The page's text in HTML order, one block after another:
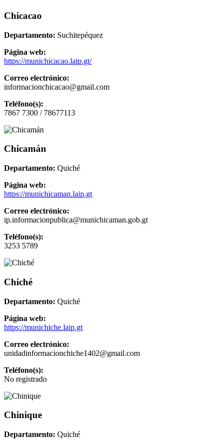
Chicacao
Departamento: Suchitepéquez
Página web:
https://munichicacao.laip.gt/
Correo electrónico:
informacionchicacao@gmail.com
Teléfono(s):
7867 7300 / 78677113
Chicamán
Departamento: Quiché
Página web:
https://munichicaman.laip.gt
Correo electrónico:
ip.informacionpublica@munichicaman.gob.gt
Teléfono(s):
3253 5789
Chiché
Departamento: Quiché
Página web:
https://munichiche.laip.gt
Correo electrónico:
unidadinformacionchiche1402@gmail.com
Teléfono(s):
No registrado
Chinique
Departamento: Quiché